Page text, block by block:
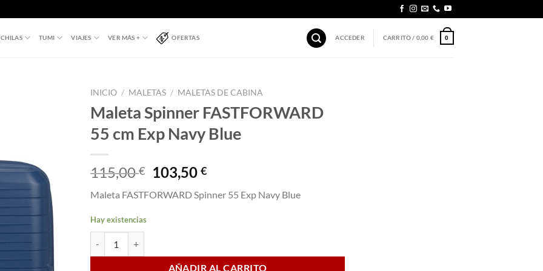
TUMI VIAJES VER MÁS + OFERTAS ACCEDER CARRITO / 0,00 € 0
INICIO / MALETAS / MALETAS DE CABINA
Maleta Spinner FASTFORWARD
55 cm Exp Navy Blue
115,00€
El
precio
original
103,50€El
actual
Maleta FASTFORWARD Spinner 55 Exp Navy Blue
Hay existencias
AÑADIR AL CARRITO